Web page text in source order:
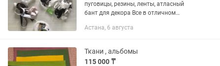
пуговицы, резины, ленты, атласный
бант для декора Все в отличном
широкие, узкие, черные, белые. Все как
Астана, 6 августа
Ткани , альбомы
115 000 ₸